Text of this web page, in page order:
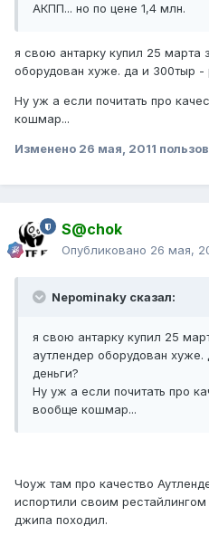
АКПП... но по цене 1,4 млн.
я свою антарку купил 25 марта
оборудован хуже. да и 300тыр -
Ну уж а если почитать про
кошмар...
Изменено 26 мая, 2011
S@chok
Опубликовано 26 мая,
Nepominaky сказал:
я свою антарку купил 25
аутлендер оборудован
деньги?
Ну уж а если почитать про
вообще кошмар...
Чоуж там про качество
испортили своим
джипа походил.